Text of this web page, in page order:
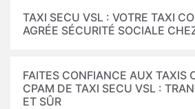
TAXI SECU VSL : VOTRE TAXI
AGRÉE SÉCURITÉ SOCIALE
FAITES CONFIANCE AUX TAXIS
CPAM DE TAXI SECU VSL :
ET SÛR